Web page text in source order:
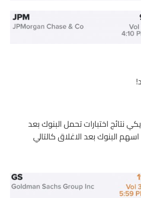
نتائج اختبارات تحمل البنوك بعد
البنوك بعد الاغلاق كالتالي